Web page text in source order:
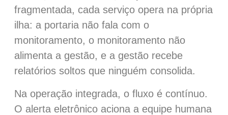
fragmentada, cada serviço opera na própria
ilha: a portaria não fala com o
monitoramento, o monitoramento não
alimenta a gestão, e a gestão recebe
relatórios soltos que ninguém consolida.
Na operação integrada, o fluxo é contínuo.
O alerta eletrônico aciona a equipe humana